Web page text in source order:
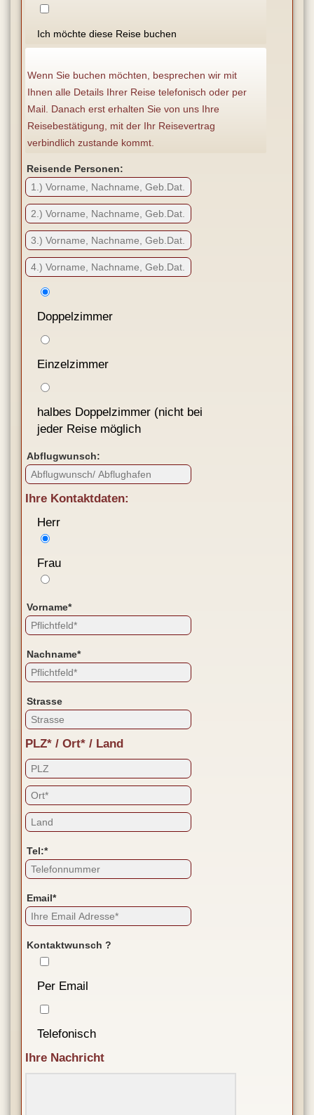
Ich möchte diese Reise buchen
Wenn Sie buchen möchten, besprechen wir mit
Ihnen alle Details Ihrer Reise telefonisch oder per
Mail. Danach erst erhalten Sie von uns Ihre
Reisebestätigung, mit der Ihr Reisevertrag
verbindlich zustande kommt.
Reisende Personen:
Doppelzimmer
Einzelzimmer
halbes Doppelzimmer (nicht bei
jeder Reise möglich
Abflugwunsch:
Ihre Kontaktdaten:
Herr
Frau
Vorname*
Nachname*
Strasse
PLZ* / Ort* / Land
Tel:*
Email*
Kontaktwunsch ?
Per Email
Telefonisch
Ihre Nachricht